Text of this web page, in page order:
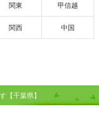
関東 甲信越
関西 中国
【千葉県】